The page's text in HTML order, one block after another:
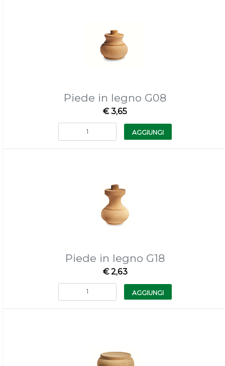
Piede in legno G08
€ 3,65
Quantità
AGGIUNGI
Piede in legno G18
€ 2,63
Quantità
AGGIUNGI